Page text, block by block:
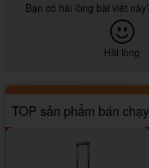
Bạn có hài lòng bài viết
Hài lòng
TOP sản phẩm bán